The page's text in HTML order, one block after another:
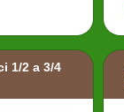
1/2 a 3/4